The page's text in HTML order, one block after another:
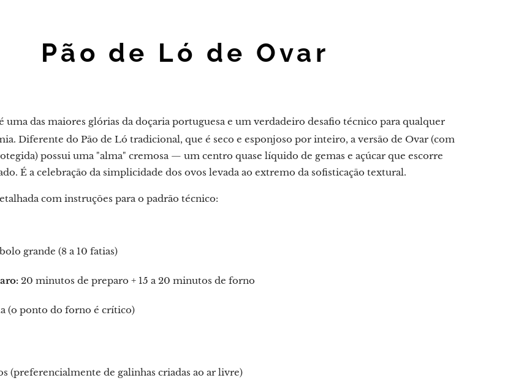
Pão de Ló de Ovar
uma das maiores glórias da doçaria portuguesa e um verdadeiro desafio técnico para qualquer
Diferente do Pão de Ló tradicional, que é seco e esponjoso por inteiro, a versão de Ovar (com
possui uma "alma" cremosa — um centro quase líquido de gemas e açúcar que escorre
É a celebração da simplicidade dos ovos levada ao extremo da sofisticação textural.
com instruções para o padrão técnico:
grande (8 a 10 fatias)
20 minutos de preparo + 15 a 20 minutos de forno
(o ponto do forno é crítico)
(preferencialmente de galinhas criadas ao ar livre)